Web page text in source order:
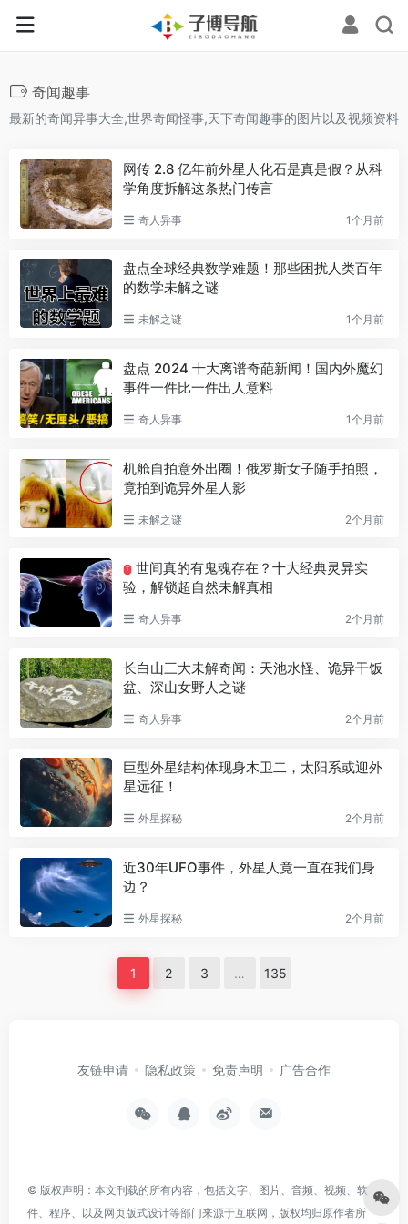
奇闻趣事
最新的奇闻异事大全,世界奇闻怪事,天下奇闻趣事的图片以及视频资料
网传 2.8 亿年前外星人化石是真是假？从科
学角度拆解这条热门传言
奇人异事 1个月前
盘点全球经典数学难题！那些困扰人类百年
的数学未解之谜
未解之谜 1个月前
盘点 2024 十大离谱奇葩新闻！国内外魔幻
事件一件比一件出人意料
奇人异事 1个月前
机舱自拍意外出圈！俄罗斯女子随手拍照，
竟拍到诡异外星人影
未解之谜 2个月前
T
世间真的有鬼魂存在？十大经典灵异实
验，解锁超自然未解真相
奇人异事 2个月前
长白山三大未解奇闻：天池水怪、诡异干饭
盆、深山女野人之谜
奇人异事 2个月前
巨型外星结构体现身木卫二，太阳系或迎外
星远征！
外星探秘 2个月前
近30年UFO事件，外星人竟一直在我们身
边？
外星探秘 2个月前
1 2 3 … 135
友链申请 隐私政策 免责声明 广告合作
© 版权声明：本文刊载的所有内容，包括文字、图片、音频、视频、软
件、程序、以及网页版式设计等部门来源于互联网，版权均归原作者所